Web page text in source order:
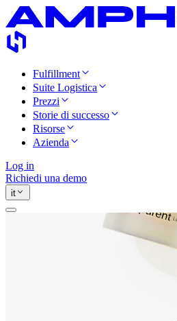
Fulfillment
Suite Logistica
Prezzi
Storie di successo
Risorse
Azienda
Log in
Richiedi una demo
it